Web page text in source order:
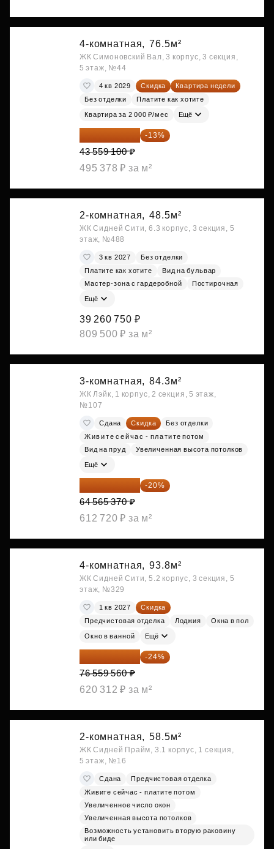
4-комнатная, 76.5м²
ЖК Симоновский Вал, 3 корпус, 3 секция,
5 этаж, №44
4 кв 2029 Скидка
Квартира недели
Без отделки
Платите как хотите
Квартира за 2 000 ₽/мес Ещё
37 896 417 ₽ -13%
43 559 100 ₽
495 378 ₽ за м²
2-комнатная, 48.5м²
ЖК Сидней Сити, 6.3 корпус, 3 секция, 5
этаж, №488
3 кв 2027
Без отделки
Платите как хотите
Вид на бульвар
Мастер-зона с гардеробной
Постирочная
Ещё
39 260 750 ₽
809 500 ₽ за м²
3-комнатная, 84.3м²
ЖК Лэйк, 1 корпус, 2 секция, 5 этаж,
№107
Сдана Скидка
Без отделки
Живите сейчас - платите потом
Вид на пруд
Увеличенная высота потолков
Ещё
51 652 296 ₽ -20%
64 565 370 ₽
612 720 ₽ за м²
4-комнатная, 93.8м²
ЖК Сидней Сити, 5.2 корпус, 3 секция, 5
этаж, №329
1 кв 2027
Скидка
Предчистовая отделка
Лоджия Окна в пол
Окно в ванной Ещё
58 185 266 ₽ -24%
76 559 560 ₽
620 312 ₽ за м²
2-комнатная, 58.5м²
ЖК Сидней Прайм, 3.1 корпус, 1 секция,
5 этаж, №16
Сдана
Предчистовая отделка
Живите сейчас - платите потом
Увеличенное число окон
Увеличенная высота потолков
Возможность установить вторую раковину
или биде